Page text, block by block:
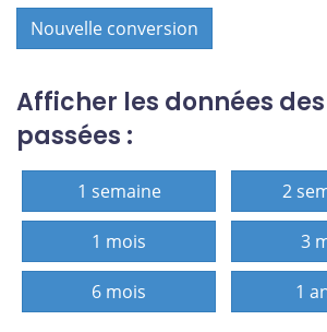
Nouvelle conversion
Afficher les données
passées :
1 semaine 2
1 mois 3
6 mois 1